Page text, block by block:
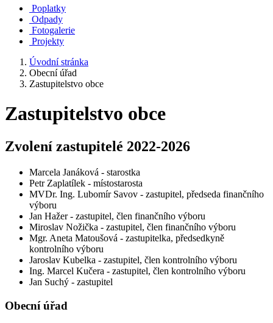
Poplatky
Odpady
Fotogalerie
Projekty
Úvodní stránka
Obecní úřad
Zastupitelstvo obce
Zastupitelstvo obce
Zvolení zastupitelé 2022-2026
Marcela Janáková - starostka
Petr Zaplatílek - místostarosta
MVDr. Ing. Lubomír Savov - zastupitel, předseda finančního
výboru
Jan Hažer - zastupitel, člen finančního výboru
Miroslav Nožička - zastupitel, člen finančního výboru
Mgr. Aneta Matoušová - zastupitelka, předsedkyně
kontrolního výboru
Jaroslav Kubelka - zastupitel, člen kontrolního výboru
Ing. Marcel Kučera - zastupitel, člen kontrolního výboru
Jan Suchý - zastupitel
Obecní úřad